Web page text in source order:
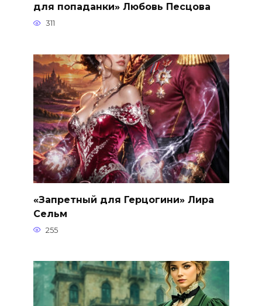
для попаданки» Любовь Песцова
311
«Запретный для Герцогини» Лира
Сельм
255